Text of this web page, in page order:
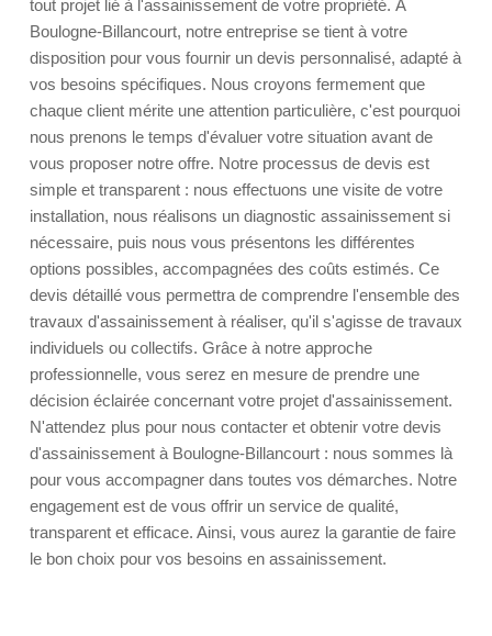
tout projet lié à l'assainissement de votre propriété. À
Boulogne-Billancourt, notre entreprise se tient à votre
disposition pour vous fournir un devis personnalisé, adapté à
vos besoins spécifiques. Nous croyons fermement que
chaque client mérite une attention particulière, c'est pourquoi
nous prenons le temps d'évaluer votre situation avant de
vous proposer notre offre. Notre processus de devis est
simple et transparent : nous effectuons une visite de votre
installation, nous réalisons un diagnostic assainissement si
nécessaire, puis nous vous présentons les différentes
options possibles, accompagnées des coûts estimés. Ce
devis détaillé vous permettra de comprendre l'ensemble des
travaux d'assainissement à réaliser, qu'il s'agisse de travaux
individuels ou collectifs. Grâce à notre approche
professionnelle, vous serez en mesure de prendre une
décision éclairée concernant votre projet d'assainissement.
N'attendez plus pour nous contacter et obtenir votre devis
d'assainissement à Boulogne-Billancourt : nous sommes là
pour vous accompagner dans toutes vos démarches. Notre
engagement est de vous offrir un service de qualité,
transparent et efficace. Ainsi, vous aurez la garantie de faire
le bon choix pour vos besoins en assainissement.